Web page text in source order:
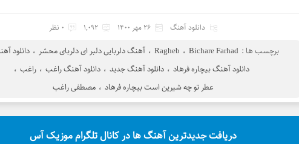
دانلود آهنگ 26 مهر 1400 1,092 0 نظر
برچسب ها : Bichare Farhad ، Ragheb ، آهنگ دلربایی دلبر ای دلربای محشر ، دانلود
دانلود آهنگ بیچاره فرهاد ، دانلود آهنگ جدید ، دانلود آهنگ راغب ، راغب ،
عطر تو چه شیرین است بیچاره فرهاد ، مصطفی راغب
دریافت جدیدترین آهنگ ها در کانال تلگرام موزیک آس